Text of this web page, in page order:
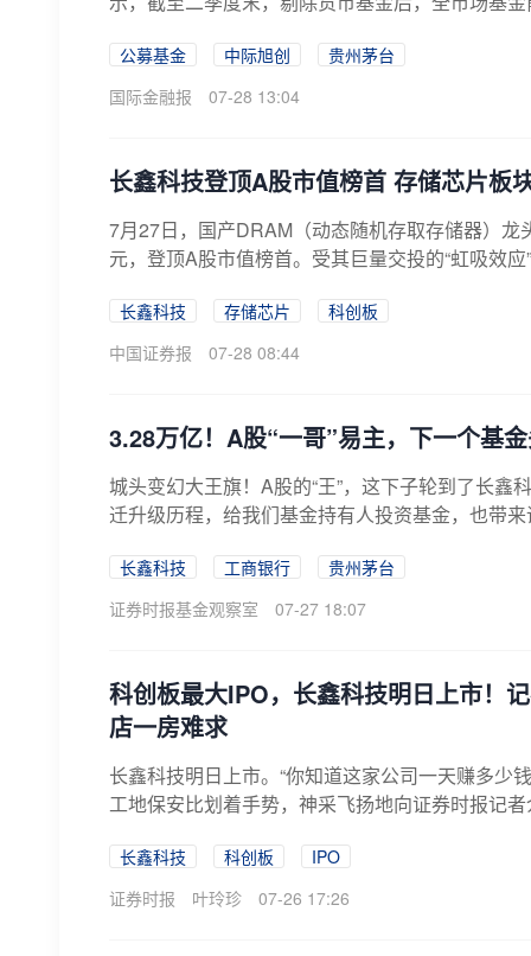
公募基金 中际旭创
贵州茅台
国际金融报
07-28 13:04
长鑫科技登顶A股市值榜首 存储芯片板
7月27日，国产DRAM（动态随机存取存储器）
元，登顶A股市值榜首。受其巨量交投的“虹吸效
长鑫科技 存储芯片
科创板
中国证券报
07-28 08:44
3.28万亿！A股“一哥”易主，下一个基
城头变幻大王旗！A股的“王”，这下子轮到了长
迁升级历程，给我们基金持有人投资基金，也带
长鑫科技 工商银行
贵州茅台
证券时报基金观察室
07-27 18:07
科创板最大IPO，长鑫科技明日上市！
店一房难求
长鑫科技明日上市。“你知道这家公司一天赚多少
工地保安比划着手势，神采飞扬地向证券时报记
长鑫科技 科创板
IPO
证券时报
叶玲珍 07-26 17:26